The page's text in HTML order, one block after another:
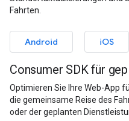
Fahrten.
Android iOS
Consumer SDK für
Optimieren Sie Ihre Web-App
die gemeinsame Reise des
oder der geplanten